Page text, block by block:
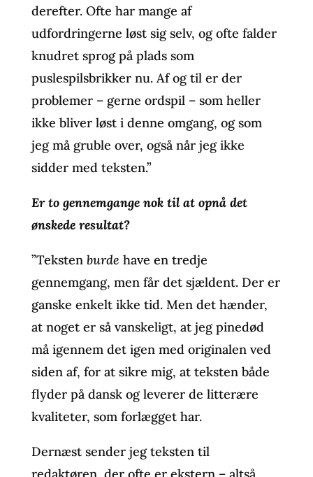
derefter. Ofte har mange af
udfordringerne løst sig selv, og ofte falder
knudret sprog på plads som
puslespilsbrikker nu. Af og til er der
problemer – gerne ordspil – som heller
ikke bliver løst i denne omgang, og som
jeg må gruble over, også når jeg ikke
sidder med teksten.”
Er to gennemgange nok til at opnå det
ønskede resultat?
”Teksten burde have en tredje
gennemgang, men får det sjældent. Der er
ganske enkelt ikke tid. Men det hænder,
at noget er så vanskeligt, at jeg pinedød
må igennem det igen med originalen ved
siden af, for at sikre mig, at teksten både
flyder på dansk og leverer de litterære
kvaliteter, som forlægget har.
Dernæst sender jeg teksten til